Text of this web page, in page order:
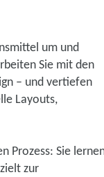
um und
Sie mit den
– und vertiefen
Layouts,
Prozess: Sie
zur